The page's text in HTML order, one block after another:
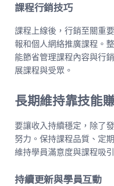
課程行銷技巧
課程上線後，行銷至關重
報和個人網絡推廣課程。
能節省管理課程內容與行
展課程與受眾。
長期維持靠技能
要讓收入持續穩定，除了
努力。保持課程品質、定
維持學員滿意度與課程吸
持續更新與學員互動